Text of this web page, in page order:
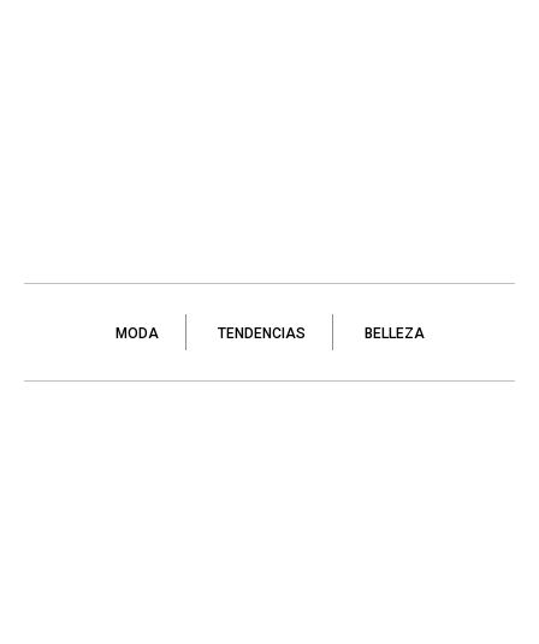
MODA TENDENCIAS BELLEZA